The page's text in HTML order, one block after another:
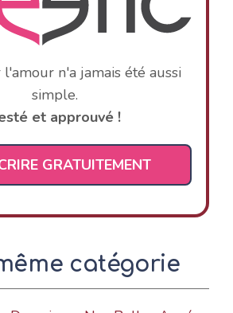
l'amour n'a jamais été aussi
simple.
et approuvé !
GRATUITEMENT
catégorie